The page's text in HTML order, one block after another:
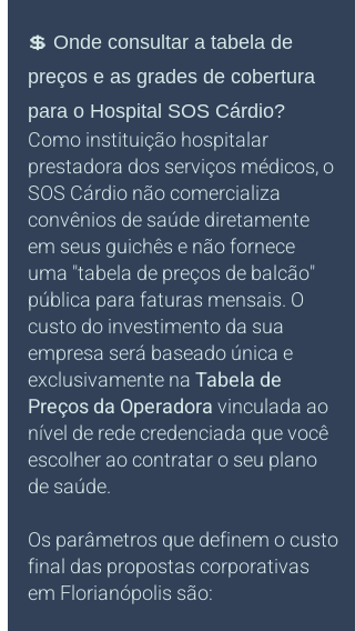
💲 Onde consultar a tabela de
preços e as grades de cobertura
para o Hospital SOS Cárdio?
Como instituição hospitalar
prestadora dos serviços médicos, o
SOS Cárdio não comercializa
convênios de saúde diretamente
em seus guichês e não fornece
uma "tabela de preços de balcão"
pública para faturas mensais. O
custo do investimento da sua
empresa será baseado única e
exclusivamente na Tabela de
Preços da Operadora vinculada ao
nível de rede credenciada que você
escolher ao contratar o seu plano
de saúde.
Os parâmetros que definem o custo
final das propostas corporativas
em Florianópolis são: